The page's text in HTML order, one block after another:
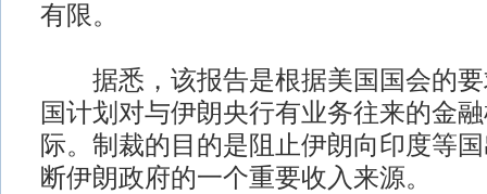
有限。
据悉，该报告是根据美国国会的要
国计划对与伊朗央行有业务往来的金
际。制裁的目的是阻止伊朗向印度等
断伊朗政府的一个重要收入来源。